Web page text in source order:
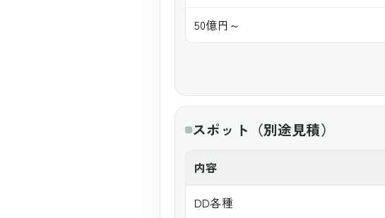
50億円～
スポット（別途見積）
内容
DD各種